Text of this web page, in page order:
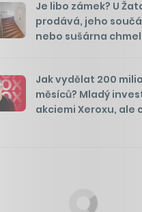
Je libo zámek? U
prodává, jeho
nebo sušárna
Jak vydělat 200
měsíců? Mladý
akciemi Xeroxu, ale